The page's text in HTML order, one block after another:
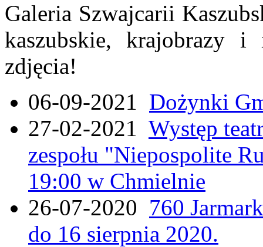
Galeria Szwajcarii
kaszubskie, krajobrazy
zdjęcia!
06-09-2021 Dożynki
27-02-2021 Występ
zespołu "Niepospolite
19:00 w Chmielnie
26-07-2020 760
do 16 sierpnia 2020.